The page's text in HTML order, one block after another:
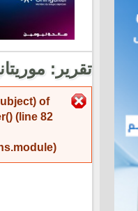
تقرير: موريتانيا 2026: تحول مالي رقمي يتسارع في
رسالة الخطأ
of
(line 82
).